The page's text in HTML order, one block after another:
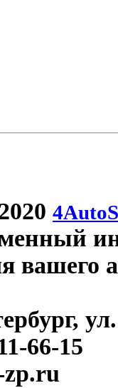
вашего
66-15
zp.ru